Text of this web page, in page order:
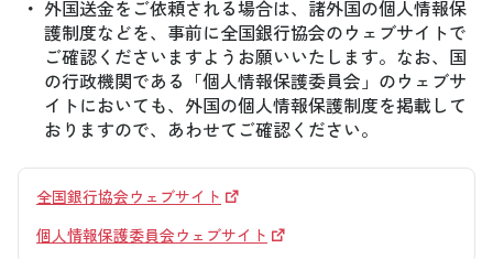
・ 外国送金をご依頼される場合は、諸外国の個人情報保
護制度などを、事前に全国銀行協会のウェブサイトで
ご確認くださいますようお願いいたします。なお、国
の行政機関である「個人情報保護委員会」のウェブサ
イトにおいても、外国の個人情報保護制度を掲載して
おりますので、あわせてご確認ください。
全国銀行協会ウェブサイト
個人情報保護委員会ウェブサイト